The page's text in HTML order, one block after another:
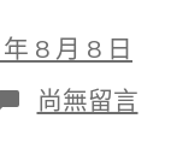
8 月 8 日
在
〈當
尚無留言